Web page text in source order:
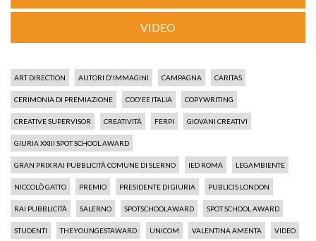
VIDEO
ART DIRECTION AUTORI D'IMMAGINI CAMPAGNA CARITAS
CERIMONIA DI PREMIAZIONE COO'EE ITALIA COPYWRITING
CREATIVE SUPERVISOR CREATIVITÀ FERPI GIOVANI CREATIVI
GIURIA XXIII SPOT SCHOOL AWARD
GRAN PRIX RAI PUBBLICITÀ COMUNE DI SLERNO IED ROMA LEGAMBIENTE
NICCOLÒ GATTO PREMIO PRESIDENTE DI GIURIA PUBLICIS LONDON
RAI PUBBLICITÀ SALERNO SPOTSCHOOLAWARD SPOT SCHOOL AWARD
STUDENTI THEYOUNGESTAWARD UNICOM VALENTINA AMENTA VIDEO